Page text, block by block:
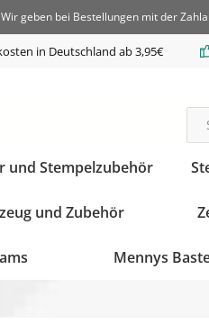
Wir geben bei Bestellungen mit der
in Deutschland ab 3,95€
und Stempelzubehör
und Zubehör
Mennys